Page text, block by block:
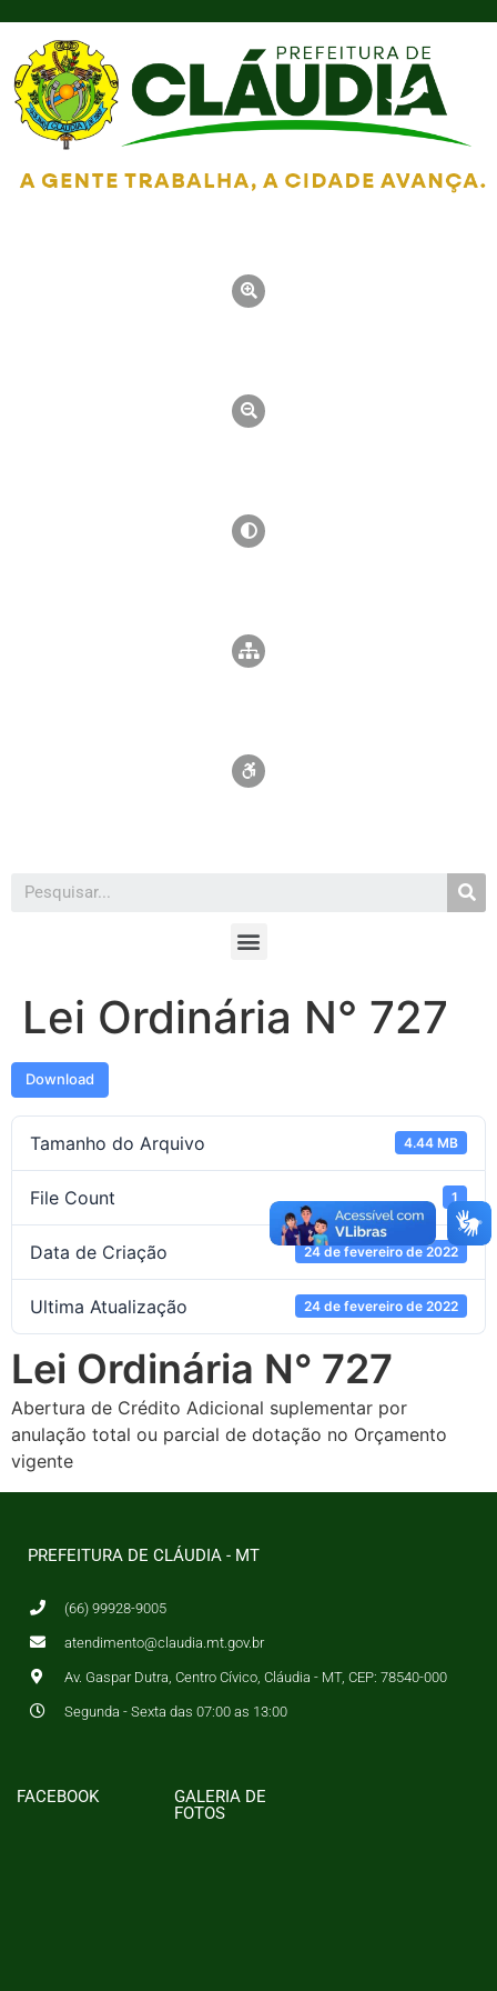
Lei Ordinária N° 727
Download
Tamanho do Arquivo 4.44 MB
File Count 1
Data de Criação 24 de fevereiro de 2022
Ultima Atualização 24 de fevereiro de 2022
Lei Ordinária N° 727
Abertura de Crédito Adicional suplementar por
anulação total ou parcial de dotação no Orçamento
vigente
PREFEITURA DE CLÁUDIA - MT
(66) 99928-9005
atendimento@claudia.mt.gov.br
Av. Gaspar Dutra, Centro Cívico, Cláudia - MT, CEP: 78540-000
Segunda - Sexta das 07:00 as 13:00
FACEBOOK
GALERIA DE
FOTOS